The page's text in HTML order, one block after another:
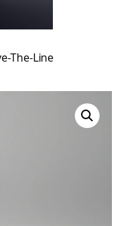
The-Line